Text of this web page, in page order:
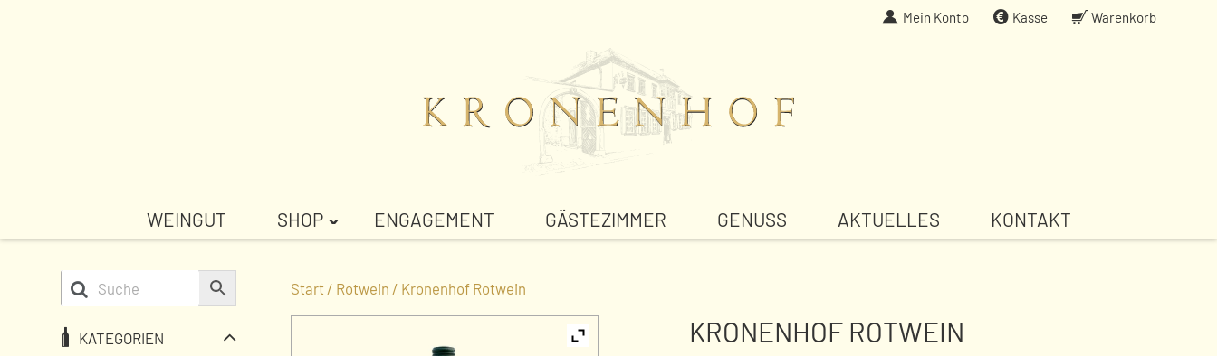
Mein Konto Kasse Warenkorb
WEINGUT SHOP ˇ ENGAGEMENT GÄSTEZIMMER GENUSS AKTUELLES KONTAKT
KATEGORIEN
Start / Rotwein / Kronenhof Rotwein
KRONENHOF ROTWEIN